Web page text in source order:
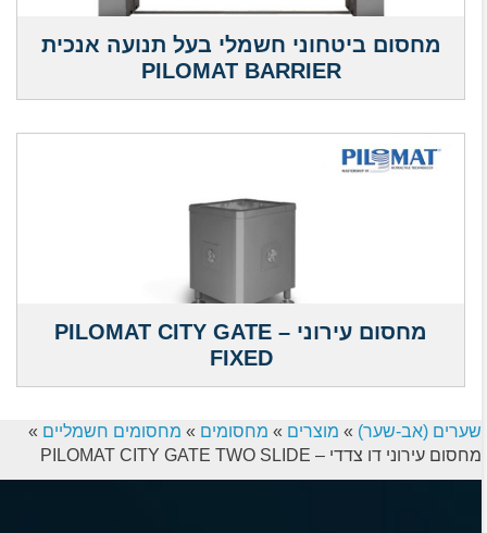
מחסום ביטחוני חשמלי בעל תנועה אנכית
PILOMAT BARRIER
מחסום עירוני – PILOMAT CITY GATE
FIXED
שערים (אב-שער) » מוצרים » מחסומים » מחסומים חשמליים »
מחסום עירוני דו צדדי – PILOMAT CITY GATE TWO SLIDE